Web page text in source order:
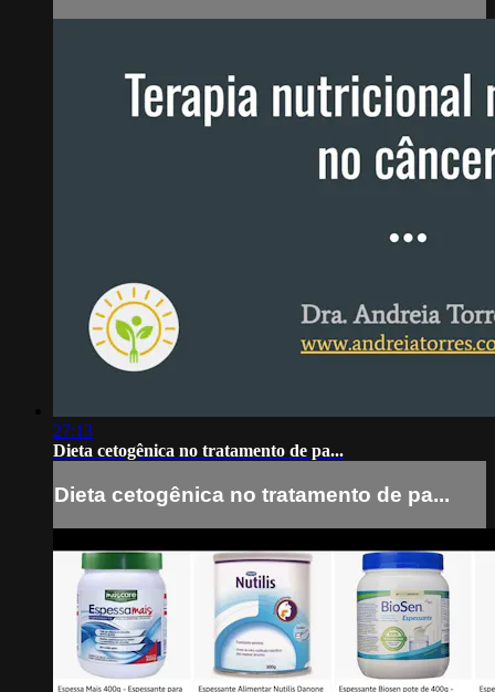
27:13
Dieta cetogênica no tratamento de pa...
Dieta cetogênica no tratamento de pa...